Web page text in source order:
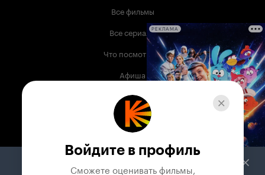
Все фильмы
Все сериалы
Что посмотреть
Афиша
Музыка
Телепрограмма
Служба поддержки
РЕКЛАМА
Войдите в профиль
Сможете оценивать фильмы,